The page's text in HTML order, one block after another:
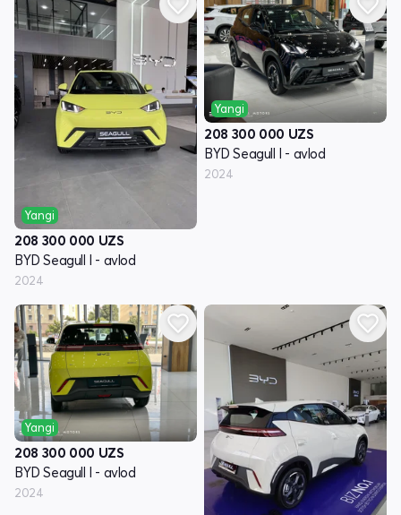
Yangi
208 300 000 UZS
BYD Seagull I - avlod
2024
Yangi
208 300 000 UZS
BYD Seagull I - avlod
2024
Yangi
208 300 000 UZS
BYD Seagull I - avlod
2024